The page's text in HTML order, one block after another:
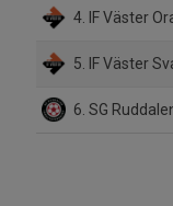
4. IF Väster
5. IF Väster
6. SG